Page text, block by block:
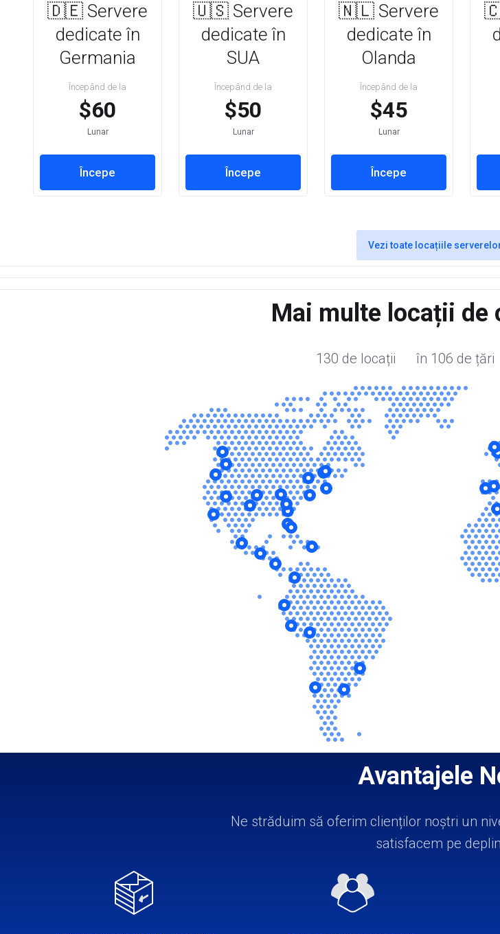
🇩🇪 Servere
dedicate în
Germania
Începând de la
$60
Lunar
Începe
🇺🇸 Servere
dedicate în
SUA
Începând de la
$50
Lunar
Începe
🇳🇱 Servere
dedicate în
Olanda
Începând de la
$45
Lunar
Începe
Vezi toate locațiile
Mai multe locații de
130 de locații în 106 de
Avantajele
Ne străduim să oferim clienților noștri un
satisfacem pe